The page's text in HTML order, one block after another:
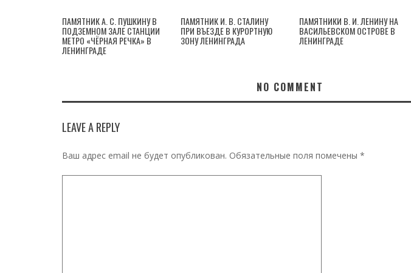
ПАМЯТНИК А. С. ПУШКИНУ В
ПОДЗЕМНОМ ЗАЛЕ СТАНЦИИ
МЕТРО «ЧЁРНАЯ РЕЧКА» В
ЛЕНИНГРАДЕ
ПАМЯТНИК И. В. СТАЛИНУ
ПРИ ВЪЕЗДЕ В КУРОРТНУЮ
ЗОНУ ЛЕНИНГРАДА
ПАМЯТНИКИ В. И. ЛЕНИНУ НА
ВАСИЛЬЕВСКОМ ОСТРОВЕ В
ЛЕНИНГРАДЕ
NO COMMENT
LEAVE A REPLY
Ваш адрес email не будет опубликован. Обязательные поля помечены *